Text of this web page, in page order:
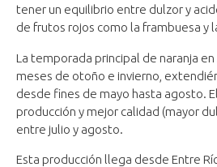
tener un equilibrio entre dulzor y
de frutos rojos como la frambuesa y
La temporada principal de naranja
meses de otoño e invierno,
desde fines de mayo hasta agosto.
producción y mejor calidad (mayor
entre julio y agosto.
Esta producción llega desde Entre